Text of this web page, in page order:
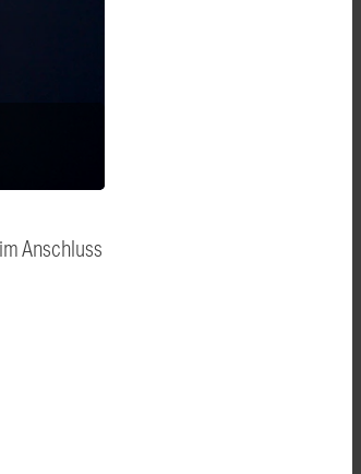
Anschluss